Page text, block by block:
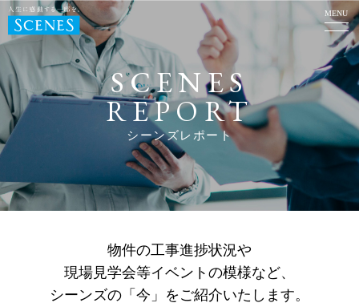
MENU
SCENES
REPORT
シーンズレポート
物件の工事進捗状況や
現場見学会等イベントの模様など、
シーンズの「今」をご紹介いたします。